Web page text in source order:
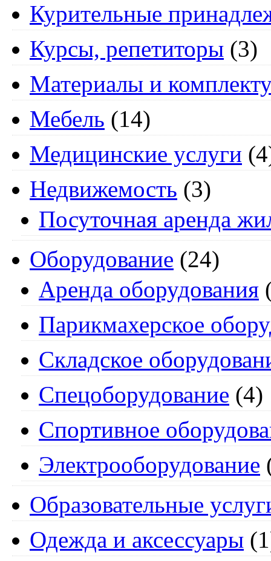
Курительные
Курсы, репетиторы (3)
Материалы и
Мебель (14)
Медицинские услуги
Недвижемость (3)
Посуточная аренда
Оборудование (24)
Аренда оборудования
Парикмахерское
Складское
Спецоборудование (4)
Спортивное
Электрооборудование
Образовательные
Одежда и аксессуары